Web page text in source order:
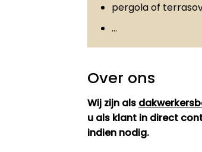
pergola of
…
Over ons
Wij zijn als
u als klant in direct
indien nodig.